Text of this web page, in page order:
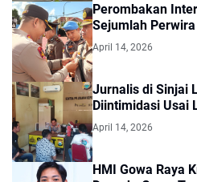
Perombakan
Sejumlah
April 14, 2026
Jurnalis di Sinjai
Diintimidasi Usai
April 14, 2026
HMI Gowa Raya